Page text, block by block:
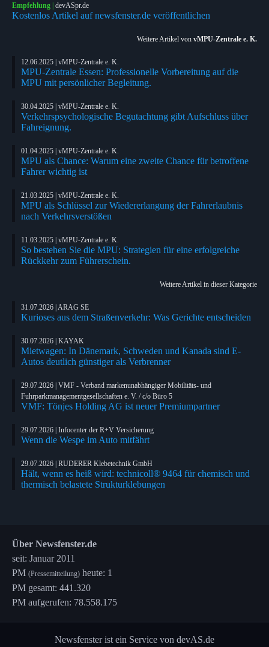
Empfehlung | devASpr.de
Kostenlos Artikel auf newsfenster.de veröffentlichen
Weitere Artikel von vMPU-Zentrale e. K.
12.06.2025 | vMPU-Zentrale e. K.
MPU-Zentrale Essen: Professionelle Vorbereitung auf die
MPU mit persönlicher Begleitung.
30.04.2025 | vMPU-Zentrale e. K.
Verkehrspsychologische Begutachtung gibt Aufschluss über
Fahreignung.
01.04.2025 | vMPU-Zentrale e. K.
MPU als Chance: Warum eine zweite Chance für betroffene
Fahrer wichtig ist
21.03.2025 | vMPU-Zentrale e. K.
MPU als Schlüssel zur Wiedererlangung der Fahrerlaubnis
nach Verkehrsverstößen
11.03.2025 | vMPU-Zentrale e. K.
So bestehen Sie die MPU: Strategien für eine erfolgreiche
Rückkehr zum Führerschein.
Weitere Artikel in dieser Kategorie
31.07.2026 | ARAG SE
Kurioses aus dem Straßenverkehr: Was Gerichte entscheiden
30.07.2026 | KAYAK
Mietwagen: In Dänemark, Schweden und Kanada sind E-
Autos deutlich günstiger als Verbrenner
29.07.2026 | VMF - Verband markenunabhängiger Mobilitäts- und
Fuhrparkmanagementgesellschaften e. V. / c/o Büro 5
VMF: Tönjes Holding AG ist neuer Premiumpartner
29.07.2026 | Infocenter der R+V Versicherung
Wenn die Wespe im Auto mitfährt
29.07.2026 | RUDERER Klebetechnik GmbH
Hält, wenn es heiß wird: technicoll® 9464 für chemisch und
thermisch belastete Strukturklebungen
Über Newsfenster.de
seit: Januar 2011
PM (Pressemitteilung) heute: 1
PM gesamt: 441.320
PM aufgerufen: 78.558.175
Newsfenster ist ein Service von devAS.de